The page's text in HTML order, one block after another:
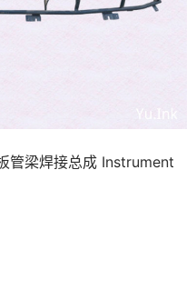
管梁焊接总成 Instrument